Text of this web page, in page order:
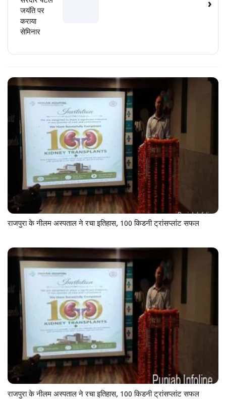
जयंति पर
कराया
सेमिनार
›
राजपुरा के नीलम अस्पताल ने रचा इतिहास, 100 किडनी ट्रांसप्लांट सफल
राजपुरा के नीलम अस्पताल ने रचा इतिहास, 100 किडनी ट्रांसप्लांट सफल